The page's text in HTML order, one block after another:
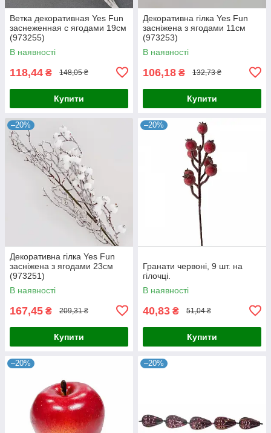
Ветка декоративная Yes Fun
заснеженная с ягодами 19см
(973255)
В наявності
118,44 ₴ 148,05 ₴
Купити
Декоративна гілка Yes Fun
засніжена з ягодами 11см
(973253)
В наявності
106,18 ₴ 132,73 ₴
Купити
–20%
Декоративна гілка Yes Fun
засніжена з ягодами 23см
(973251)
В наявності
167,45 ₴ 209,31 ₴
Купити
–20%
Гранати червоні, 9 шт. на
гілочці.
В наявності
40,83 ₴ 51,04 ₴
Купити
–20% –20%